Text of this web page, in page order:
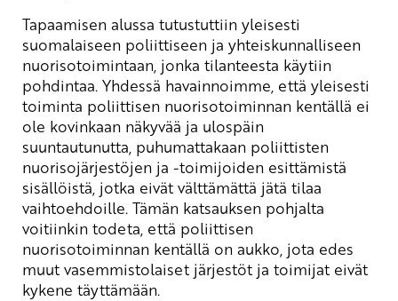
Tapaamisen alussa tutustuttiin yleisesti
suomalaiseen poliittiseen ja yhteiskunnalliseen
nuorisotoimintaan, jonka tilanteesta käytiin
pohdintaa. Yhdessä havainnoimme, että yleisesti
toiminta poliittisen nuorisotoiminnan kentällä ei
ole kovinkaan näkyvää ja ulospäin
suuntautunutta, puhumattakaan poliittisten
nuorisojärjestöjen ja -toimijoiden esittämistä
sisällöistä, jotka eivät välttämättä jätä tilaa
vaihtoehdoille. Tämän katsauksen pohjalta
voitiinkin todeta, että poliittisen
nuorisotoiminnan kentällä on aukko, jota edes
muut vasemmistolaiset järjestöt ja toimijat eivät
kykene täyttämään.